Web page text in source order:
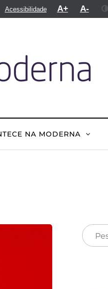
Acessibilidade A+ A-
NA MODERNA